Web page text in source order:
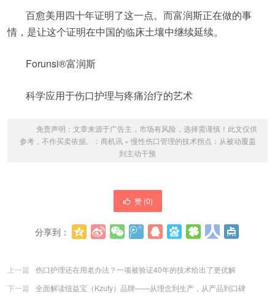
百愈美用四十年证明了这一点。而富润斯正在做的事
情，是让这个证明在中国的临床土壤中继续延续。
Forunsi®富润斯
科学应用于伤口护理与疼痛治疗的艺术
免责声明：文章来源于广告主，市场有风险，选择需谨慎！此文仅供
参考，不作买卖依据。： 商机讯» 慢性伤口管理的技术拐点：从被动覆盖
到主动干预
赞 (0)
分享到：
上一篇
伤口护理还在用老办法？一项被验证40年的技术给出了更优解
下一篇
全面解读纽益宝（Kzufy）品牌——从理念到生产，从产品到口碑